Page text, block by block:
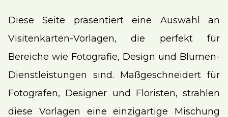
Diese Seite präsentiert eine Auswahl an
Visitenkarten-Vorlagen, die perfekt für
Bereiche wie Fotografie, Design und Blumen-
Dienstleistungen sind. Maßgeschneidert für
Fotografen, Designer und Floristen, strahlen
diese Vorlagen eine einzigartige Mischung